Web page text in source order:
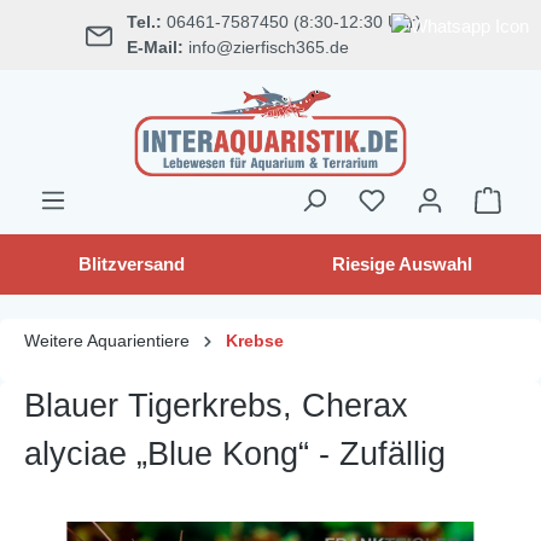
springen Tel.: 06461-7587450 (8:30-12:30 Uhr)
E-Mail: info@zierfisch365.de
Blitzversand Riesige Auswahl
Weitere Aquarientiere Krebse
Blauer Tigerkrebs, Cherax
alyciae „Blue Kong“ - Zufällig
Bildergalerie überspringen